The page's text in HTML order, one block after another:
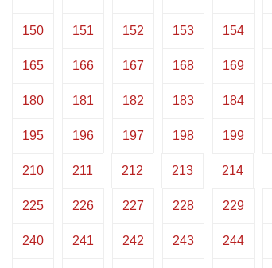
150 151 152 153 154
165 166 167 168 169
180 181 182 183 184
195 196 197 198 199
210 211 212 213 214
225 226 227 228 229
240 241 242 243 244